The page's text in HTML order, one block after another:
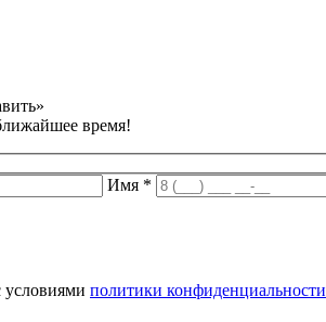
время!
Имя *
условиями политики конфиденциальности